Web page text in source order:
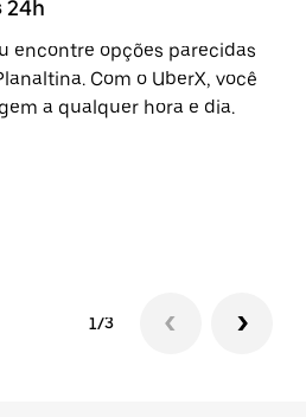
24h
encontre opções parecidas
Com o UberX, você
a qualquer hora e dia.
1/3